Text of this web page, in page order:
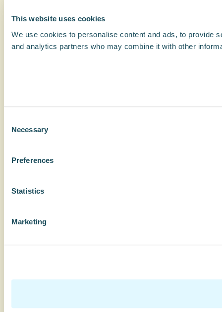
This website uses cookies
We use cookies to personalise content and ads, to provide
and analytics partners who may combine it with other
Selection
Necessary
Preferences
Statistics
Marketing